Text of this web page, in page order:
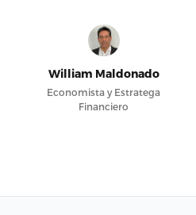
William Maldonado
Economista y Estratega
Financiero